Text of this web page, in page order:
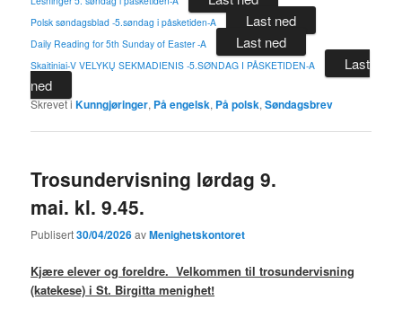
Polsk søndagsblad -5.søndag i påsketiden-A Last ned
Daily Reading for 5th Sunday of Easter -A Last ned
Skaitiniai-V VELYKŲ SEKMADIENIS -5.SØNDAG I PÅSKETIDEN-A
Last
ned
Skrevet i Kunngjøringer, På engelsk, På polsk,Søndagsbrev
Trosundervisning lørdag 9.
mai. kl. 9.45.
Publisert30/04/2026avMenighetskontoret
Kjære elever og foreldre. Velkommen til trosundervisning
(katekese) i St. Birgitta menighet!